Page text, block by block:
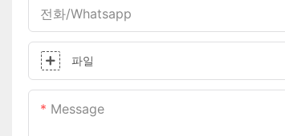
전화/whatsapp
파일
Message